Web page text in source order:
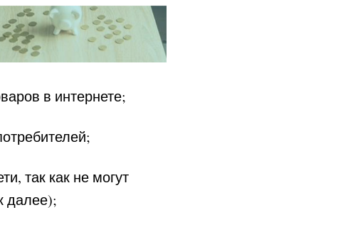
в интернете;
так как не могут
далее);